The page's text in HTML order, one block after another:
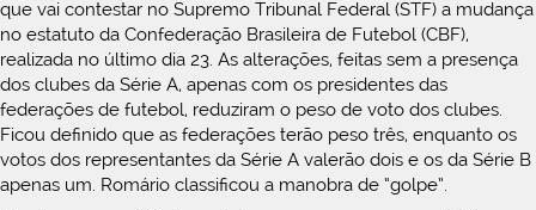
que vai contestar no Supremo Tribunal Federal (STF) a mudança
no estatuto da Confederação Brasileira de Futebol (CBF),
realizada no último dia 23. As alterações, feitas sem a presença
dos clubes da Série A, apenas com os presidentes das
federações de futebol, reduziram o peso de voto dos clubes.
Ficou definido que as federações terão peso três, enquanto os
votos dos representantes da Série A valerão dois e os da Série B
apenas um. Romário classificou a manobra de “golpe”.